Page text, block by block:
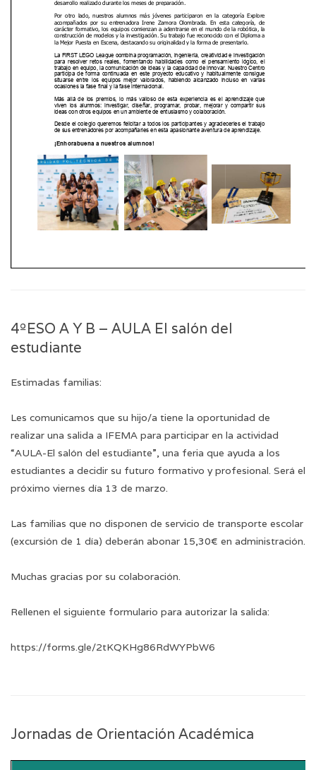
4ºESO A Y B – AULA El salón del
estudiante
Estimadas familias:
Les comunicamos que su hijo/a tiene la oportunidad de
realizar una salida a IFEMA para participar en la actividad
“AULA-El salón del estudiante”, una feria que ayuda a los
estudiantes a decidir su futuro formativo y profesional. Será el
próximo viernes día 13 de marzo.
Las familias que no disponen de servicio de transporte escolar
(excursión de 1 día) deberán abonar 15,30€ en administración.
Muchas gracias por su colaboración.
Rellenen el siguiente formulario para autorizar la salida:
https://forms.gle/2tKQKHg86RdWYPbW6
Jornadas de Orientación Académica